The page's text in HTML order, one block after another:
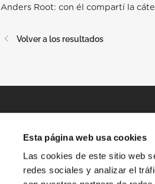
Esta página web usa cookies
Las cookies de este sitio web
redes sociales y analizar el
Anders Root: con él compartí la
Volver a los resultados